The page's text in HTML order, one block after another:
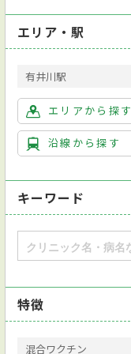
エリア・駅
有井川駅
エリアから探す
沿線から探す
キーワード
特徴
混合ワクチン